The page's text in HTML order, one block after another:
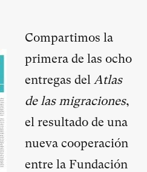
Compartimos la
primera de las ocho
entregas del Atlas
de las migraciones,
el resultado de una
nueva cooperación
entre la Fundación